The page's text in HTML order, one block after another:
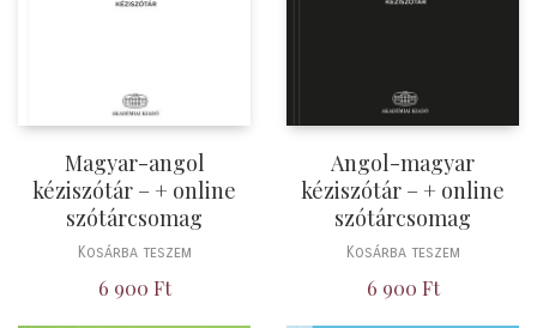
Magyar-angol
kéziszótár – + online
szótárcsomag
Kosárba teszem
6 900 Ft
Angol-magyar
kéziszótár – + online
szótárcsomag
Kosárba teszem
6 900 Ft